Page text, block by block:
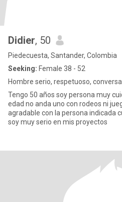
Didier, 50
Piedecuesta, Santander, Colombia
Seeking: Female 38 - 52
Hombre serio, respetuoso,
Tengo 50 años soy persona muy
edad no anda uno con rodeos ni
agradable con la persona indicada
soy muy serio en mis proyectos